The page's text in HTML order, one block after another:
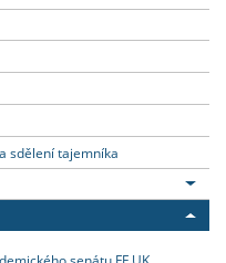
sdělení tajemníka
senátu FF UK